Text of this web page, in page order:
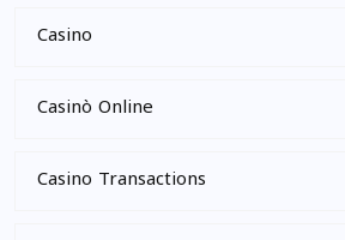
Casino
Casinò Online
Casino Transactions